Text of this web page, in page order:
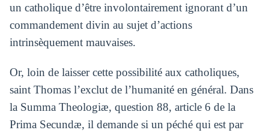
un catholique d’être involontairement ignorant d’un
commandement divin au sujet d’actions
intrinsèquement mauvaises.
Or, loin de laisser cette possibilité aux catholiques,
saint Thomas l’exclut de l’humanité en général. Dans
la Summa Theologiæ, question 88, article 6 de la
Prima Secundæ, il demande si un péché qui est par